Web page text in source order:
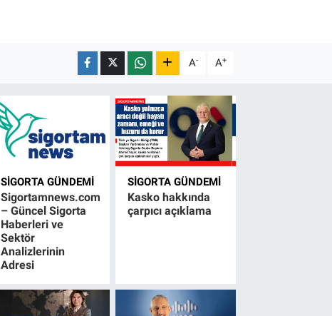
A- A+
SIGORTA GÜNDEMI
Sigortamnews.com
– Güncel Sigorta
Haberleri ve
Sektör
Analizlerinin
Adresi
SIGORTA GÜNDEMI
Kasko hakkında
çarpıcı açıklama